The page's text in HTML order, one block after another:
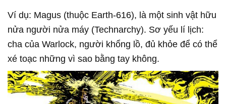
Ví dụ: Magus (thuộc Earth-616), là một sinh vật hữu
nửa người nửa máy (Technarchy). Sơ yếu lí lịch:
cha của Warlock, người khổng lồ, đủ khỏe để có thể
xé toạc những vì sao bằng tay không.